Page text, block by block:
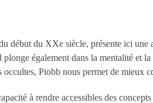
début du XXe siècle, présente ici
également dans la mentalité et
Piobb nous permet de mieux
à rendre accessibles des